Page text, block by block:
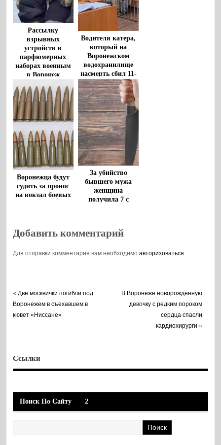
Рассылку
взрывных
устройств в
парфюмерных
наборах военным
в Воронеж
Водителя катера,
который на
Воронежском
водохранилище
насмерть сбил 11-
летнего мальчика,
взяли под стражу
Воронежца будут
судить за пронос
на вокзал боевых
За убийство
бывшего мужа
женщина
получила 7 с
Добавить комментарий
Для отправки комментария вам необходимоавторизоваться.
«Две москвички погибли под
Воронежем в съехавшем в
кювет «Ниссане»
В Воронеже новорожденную
девочку с редким пороком
сердца спасли
кардиохирурги »
Ссылки
Поиск По Сайту 2